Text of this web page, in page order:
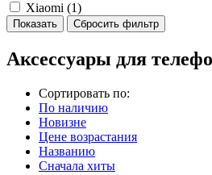
Xiaomi (1)
Аксессуары для
Сортировать по:
По наличию
Новизне
Цене возрастания
Названию
Сначала хиты